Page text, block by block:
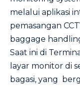
melalui aplikasi
pemasangan
baggage
Saat ini di
layar monitor di
bagasi, yang